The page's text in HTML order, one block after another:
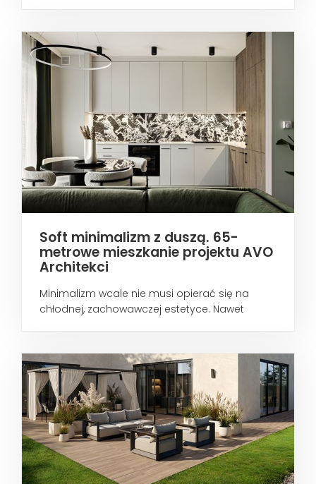
Soft minimalizm z duszą. 65-
metrowe mieszkanie projektu AVO
Architekci
Minimalizm wcale nie musi opierać się na
chłodnej, zachowawczej estetyce. Nawet